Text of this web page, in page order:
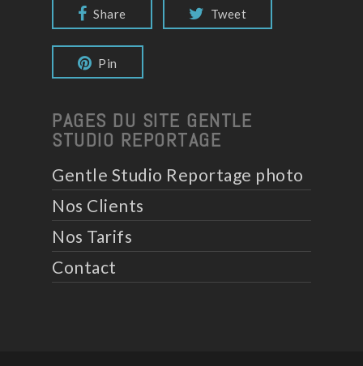
Share Tweet
Pin
PAGES DU SITE GENTLE
STUDIO REPORTAGE
Gentle Studio Reportage photo
Nos Clients
Nos Tarifs
Contact